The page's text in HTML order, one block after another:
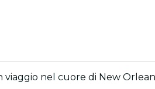
viaggio nel cuore di New